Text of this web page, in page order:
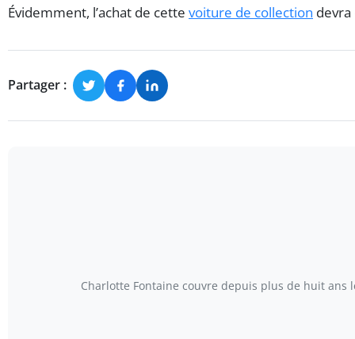
Évidemment, l’achat de cette voiture de collection
Partager :
Charlotte Fontaine couvre depuis plus de huit